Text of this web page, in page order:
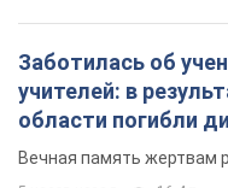
Заботилась об
учителей: в
области погибли
муж и внук
Вечная память жертвам